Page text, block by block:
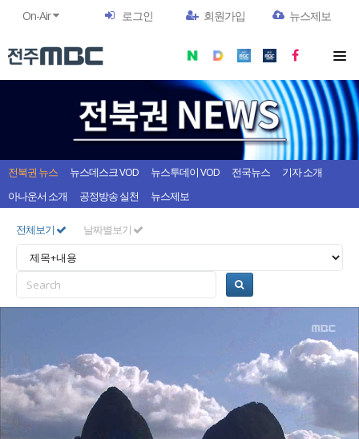
On-Air 로그인 회원가입 뉴스제보
전북권 뉴스 뉴스데스크 VOD 뉴스투데이 VOD 전국뉴스
기자 소개
아나운서 소개
공정방송 실천 뉴스제보
전체보기 날짜별보기